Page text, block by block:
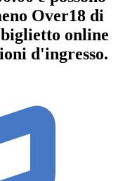
Over18 di
online
d'ingresso.